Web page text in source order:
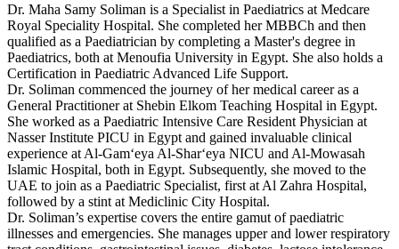
Dr. Maha Samy Soliman is a Specialist in Paediatrics at Medcare
Royal Speciality Hospital. She completed her MBBCh and then
qualified as a Paediatrician by completing a Master's degree in
Paediatrics, both at Menoufia University in Egypt. She also holds a
Certification in Paediatric Advanced Life Support.
Dr. Soliman commenced the journey of her medical career as a
General Practitioner at Shebin Elkom Teaching Hospital in Egypt.
She worked as a Paediatric Intensive Care Resident Physician at
Nasser Institute PICU in Egypt and gained invaluable clinical
experience at Al-Gam‘eya Al-Shar‘eya NICU and Al-Mowasah
Islamic Hospital, both in Egypt. Subsequently, she moved to the
UAE to join as a Paediatric Specialist, first at Al Zahra Hospital,
followed by a stint at Mediclinic City Hospital.
Dr. Soliman’s expertise covers the entire gamut of paediatric
illnesses and emergencies. She manages upper and lower respiratory